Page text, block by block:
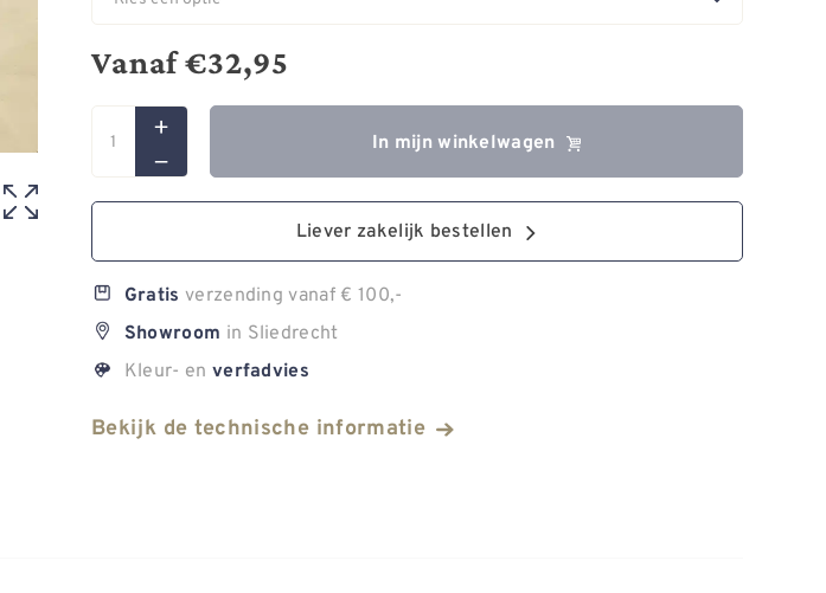
Vanaf€32,95
In mijn winkelwagen
Liever zakelijk bestellen
Gratis verzending vanaf € 100,-
Showroom in Sliedrecht
Kleur- en verfadvies
Bekijk de technische informatie